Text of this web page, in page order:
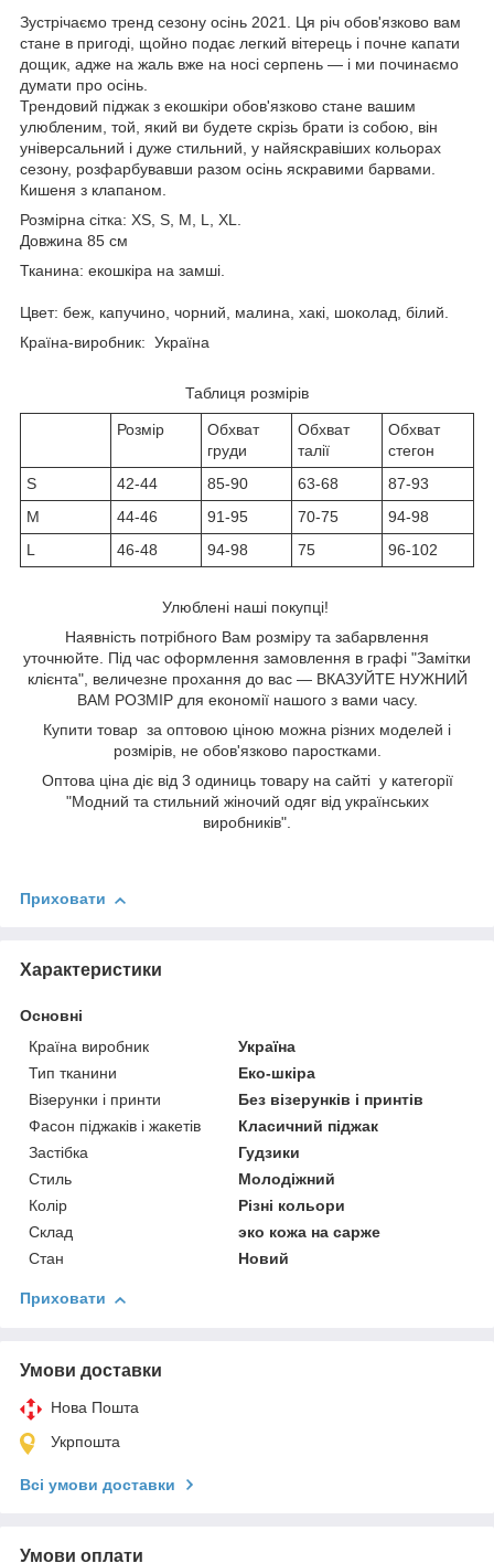
Зустрічаємо тренд сезону осінь 2021. Ця річ обов'язково вам
стане в пригоді, щойно подає легкий вітерець і почне капати
дощик, адже на жаль вже на носі серпень — і ми починаємо
думати про осінь.
Трендовий піджак з екошкіри обов'язково стане вашим
улюбленим, той, який ви будете скрізь брати із собою, він
універсальний і дуже стильний, у найяскравіших кольорах
сезону, розфарбувавши разом осінь яскравими барвами.
Кишеня з клапаном.
Розмірна сітка: XS, S, M, L, XL.
Довжина 85 см
Тканина: екошкіра на замші.
Цвет: беж, капучино, чорний, малина, хакі, шоколад, білий.
Країна-виробник: Україна
Таблиця розмірів
Розмір
Обхват
груди
Обхват
талії
Обхват
стегон
S
42-44 85-90 63-68
87-93
M
44-46 91-95 70-75
94-98
L
46-48 94-98 75 96-102
Улюблені наші покупці!
Наявність потрібного Вам розміру та забарвлення
уточнюйте. Під час оформлення замовлення в графі "Замітки
клієнта", величезне прохання до вас — ВКАЗУЙТЕ НУЖНИЙ
ВАМ РОЗМІР для економії нашого з вами часу.
Купити товар за оптовою ціною можна різних моделей і
розмірів, не обов'язково паростками.
Оптова ціна діє від 3 одиниць товару на сайті у категорії
"Модний та стильний жіночий одяг від українських
виробників".
Приховати
Характеристики
Основні
Країна виробник
Україна
Тип тканини
Еко-шкіра
Візерунки і принти
Без візерунків і принтів
Фасон піджаків і жакетів
Класичний піджак
Застібка
Гудзики
Стиль
Молодіжний
Колір
Різні кольори
Склад
эко кожа на сарже
Стан
Новий
Приховати
Умови доставки
Нова Пошта
Укрпошта
Всі умови доставки
Умови оплати